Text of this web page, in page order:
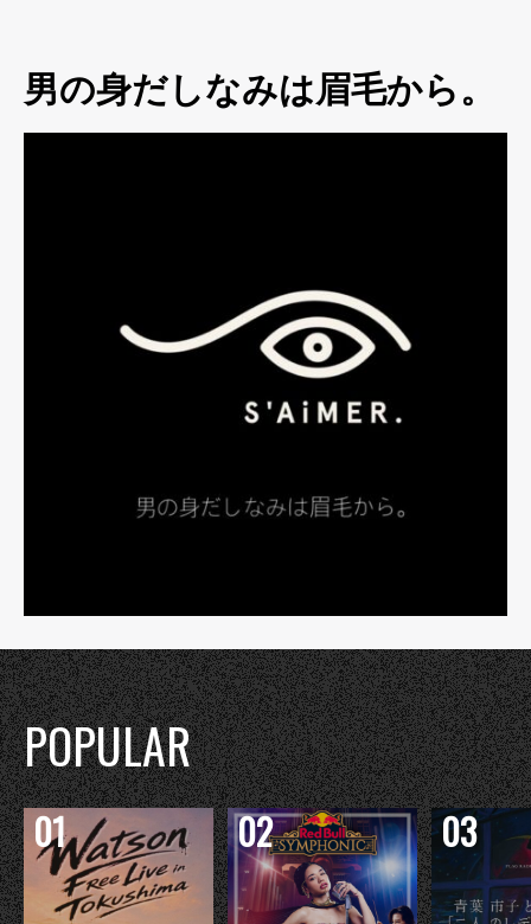
男の身だしなみは眉毛から。
POPULAR